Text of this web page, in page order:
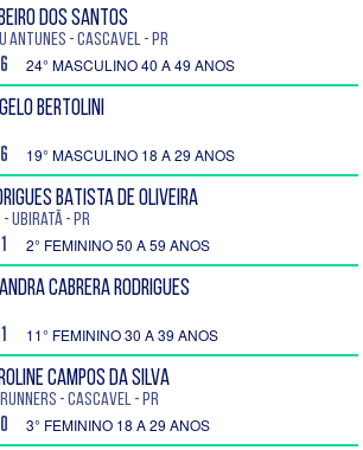
DOS SANTOS
Antunes - Cascavel - PR
24° MASCULINO 40 A 49 ANOS
BERTOLINI
19° MASCULINO 18 A 29 ANOS
BATISTA DE OLIVEIRA
Ubiratã - PR
2° FEMININO 50 A 59 ANOS
CABRERA RODRIGUES
11° FEMININO 30 A 39 ANOS
CAMPOS DA SILVA
- Cascavel - PR
3° FEMININO 18 A 29 ANOS